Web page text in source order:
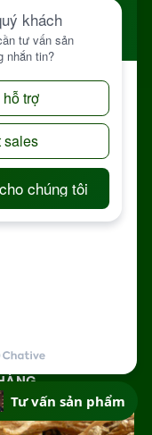
nguồn gốc sản phẩm
Tư vấn sản phẩm